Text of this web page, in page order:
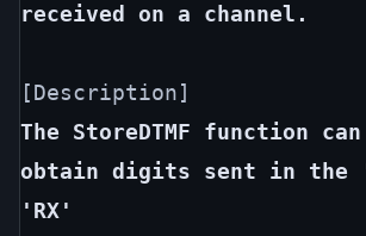
received on a channel.
The StoreDTMF function
obtain digits sent in the
'RX'